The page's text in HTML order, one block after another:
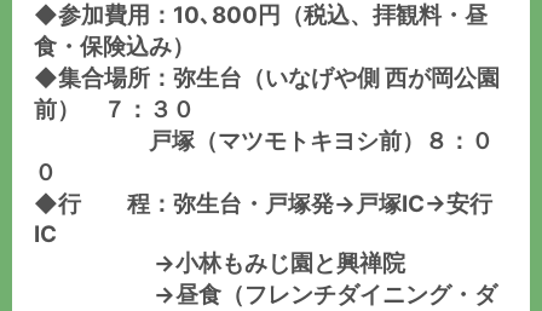
◆参加費用：10､800円（税込、拝観料・昼
食・保険込み）
◆集合場所：弥生台（いなげや側 西が岡公園
前） ７：３０
戸塚（マツモトキヨシ前）８：０
０
◆行 程：弥生台・戸塚発→戸塚IC→安行
IC
→小林もみじ園と興禅院
→昼食（フレンチダイニング・ダ